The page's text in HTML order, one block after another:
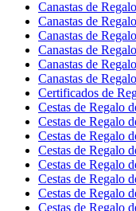
Canastas de
Canastas de
Canastas de
Canastas de
Canastas de
Canastas de
Certificados de
Cestas de Regalo
Cestas de Regalo
Cestas de Regalo
Cestas de Regalo
Cestas de Regalo
Cestas de Regalo
Cestas de Regalo
Cestas de Regalo